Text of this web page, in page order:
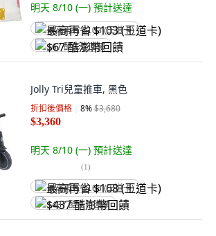
明天 8/10 (一) 預計送達
最高再省 $103 (王道卡)
$67 酷澎幣回饋
Jolly Tri兒童推車, 黑色
折扣後價格 8%$3,680
$3,360
明天 8/10 (一) 預計送達
(1)
最高再省 $168 (王道卡)
$437 酷澎幣回饋